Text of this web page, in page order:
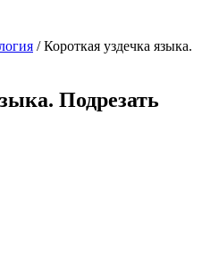
/ Короткая уздечка языка.
Подрезать